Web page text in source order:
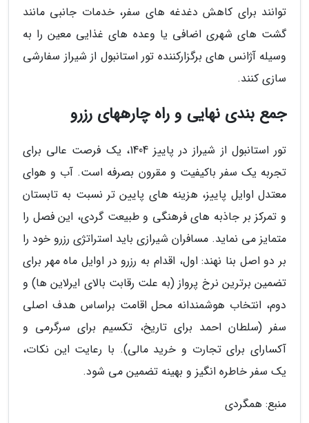
توانند برای کاهش دغدغه های سفر، خدمات جانبی مانند
گشت های شهری اضافی یا وعده های غذایی معین را به
وسیله آژانس های برگزارکننده تور استانبول از شیراز سفارشی
سازی کنند.
جمع بندی نهایی و راه چارههای رزرو
تور استانبول از شیراز در پاییز 1404، یک فرصت عالی برای
تجربه یک سفر باکیفیت و مقرون بصرفه است. آب و هوای
معتدل اوایل پاییز، هزینه های پایین تر نسبت به تابستان
و تمرکز بر جاذبه های فرهنگی و طبیعت گردی، این فصل را
متمایز می نماید. مسافران شیرازی باید استراتژی رزرو خود را
بر دو اصل بنا نهند: اول، اقدام به رزرو در اوایل ماه مهر برای
تضمین برترین نرخ پرواز (به علت رقابت بالای ایرلاین ها) و
دوم، انتخاب هوشمندانه محل اقامت براساس هدف اصلی
سفر (سلطان احمد برای تاریخ، تکسیم برای سرگرمی و
آکسارای برای تجارت و خرید مالی). با رعایت این نکات،
یک سفر خاطره انگیز و بهینه تضمین می شود.
منبع: همگردی